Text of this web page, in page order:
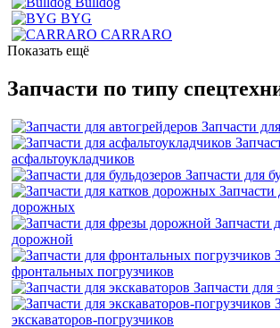
BYG
CARRARO
Показать ещё
Запчасти по типу
Запчасти
асфальтоукладчиков
Запчасти для
Запчасти
дорожных
Запчасти
дорожной
фронтальных погрузчиков
Запчасти для
экскаваторов-погрузчиков